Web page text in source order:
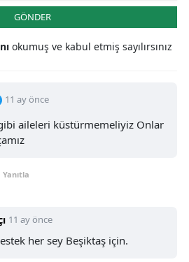
GÖNDER
okumuş ve kabul etmiş sayılırsınız
11 ay önce
aileleri küstürmemeliyiz Onlar
Yanıtla
11 ay önce
her sey Beşiktaş için.